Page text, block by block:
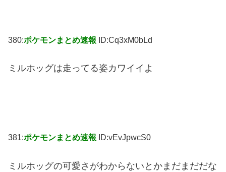
380:ポケモンまとめ速報 ID:Cq3xM0bLd
ミルホッグは走ってる姿カワイイよ
381:ポケモンまとめ速報 ID:vEvJpwcS0
ミルホッグの可愛さがわからないとかまだまだだな